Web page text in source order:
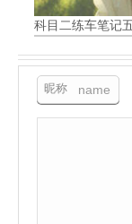
科目二练车笔记
昵称